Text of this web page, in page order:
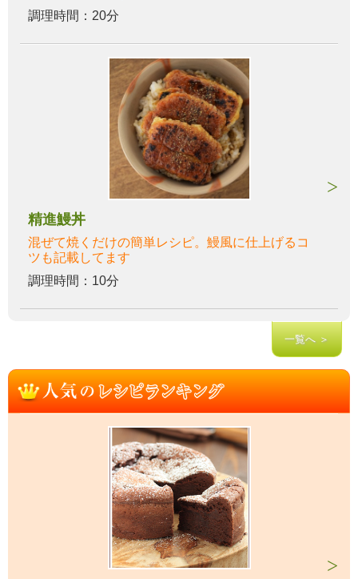
調理時間：20分
精進鰻丼
混ぜて焼くだけの簡単レシピ。鰻風に仕上げるコ
ツも記載してます
調理時間：10分
一覧へ ＞